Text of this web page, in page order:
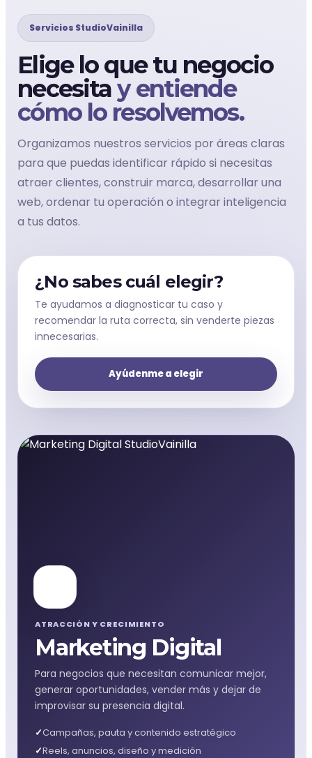
Servicios StudioVainilla
Elige lo que tu negocio
necesitay entiende
cómo lo resolvemos.
Organizamos nuestros servicios por áreas claras
para que puedas identificar rápido si necesitas
atraer clientes, construir marca, desarrollar una
web, ordenar tu operación o integrar inteligencia
a tus datos.
¿No sabes cuál elegir?
Te ayudamos a diagnosticar tu caso y
recomendar la ruta correcta, sin venderte piezas
innecesarias.
Ayúdenme a elegir
ATRACCIÓN Y CRECIMIENTO
Marketing Digital
Para negocios que necesitan comunicar mejor,
generar oportunidades, vender más y dejar de
improvisar su presencia digital.
Campañas, pauta y contenido estratégico
Reels, anuncios, diseño y medición